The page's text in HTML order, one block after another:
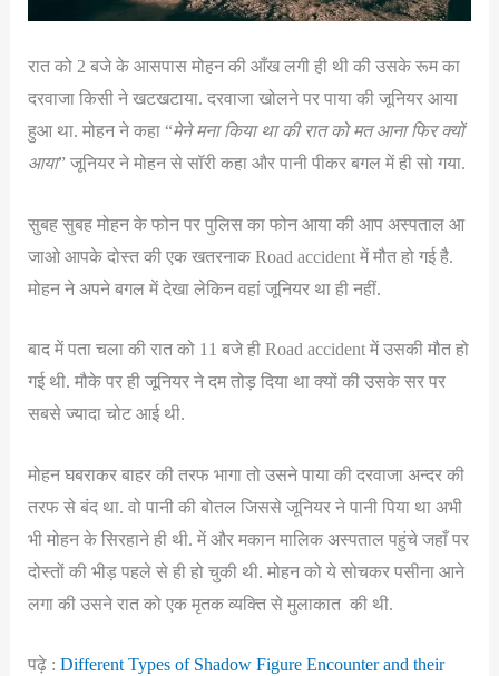
रात को 2 बजे के आसपास मोहन की आँख लगी ही थी की उसके रूम का
दरवाजा किसी ने खटखटाया. दरवाजा खोलने पर पाया की जूनियर आया
हुआ था. मोहन ने कहा “मेने मना किया था की रात को मत आना फिर क्यों
आया” जूनियर ने मोहन से सॉरी कहा और पानी पीकर बगल में ही सो गया.
सुबह सुबह मोहन के फोन पर पुलिस का फोन आया की आप अस्पताल आ
जाओ आपके दोस्त की एक खतरनाक Road accident में मौत हो गई है.
मोहन ने अपने बगल में देखा लेकिन वहां जूनियर था ही नहीं.
बाद में पता चला की रात को 11 बजे ही Road accident में उसकी मौत हो
गई थी. मौके पर ही जूनियर ने दम तोड़ दिया था क्यों की उसके सर पर
सबसे ज्यादा चोट आई थी.
मोहन घबराकर बाहर की तरफ भागा तो उसने पाया की दरवाजा अन्दर की
तरफ से बंद था. वो पानी की बोतल जिससे जूनियर ने पानी पिया था अभी
भी मोहन के सिरहाने ही थी. में और मकान मालिक अस्पताल पहुंचे जहाँ पर
दोस्तों की भीड़ पहले से ही हो चुकी थी. मोहन को ये सोचकर पसीना आने
लगा की उसने रात को एक मृतक व्यक्ति से मुलाकात की थी.
पढ़े : Different Types of Shadow Figure Encounter and their